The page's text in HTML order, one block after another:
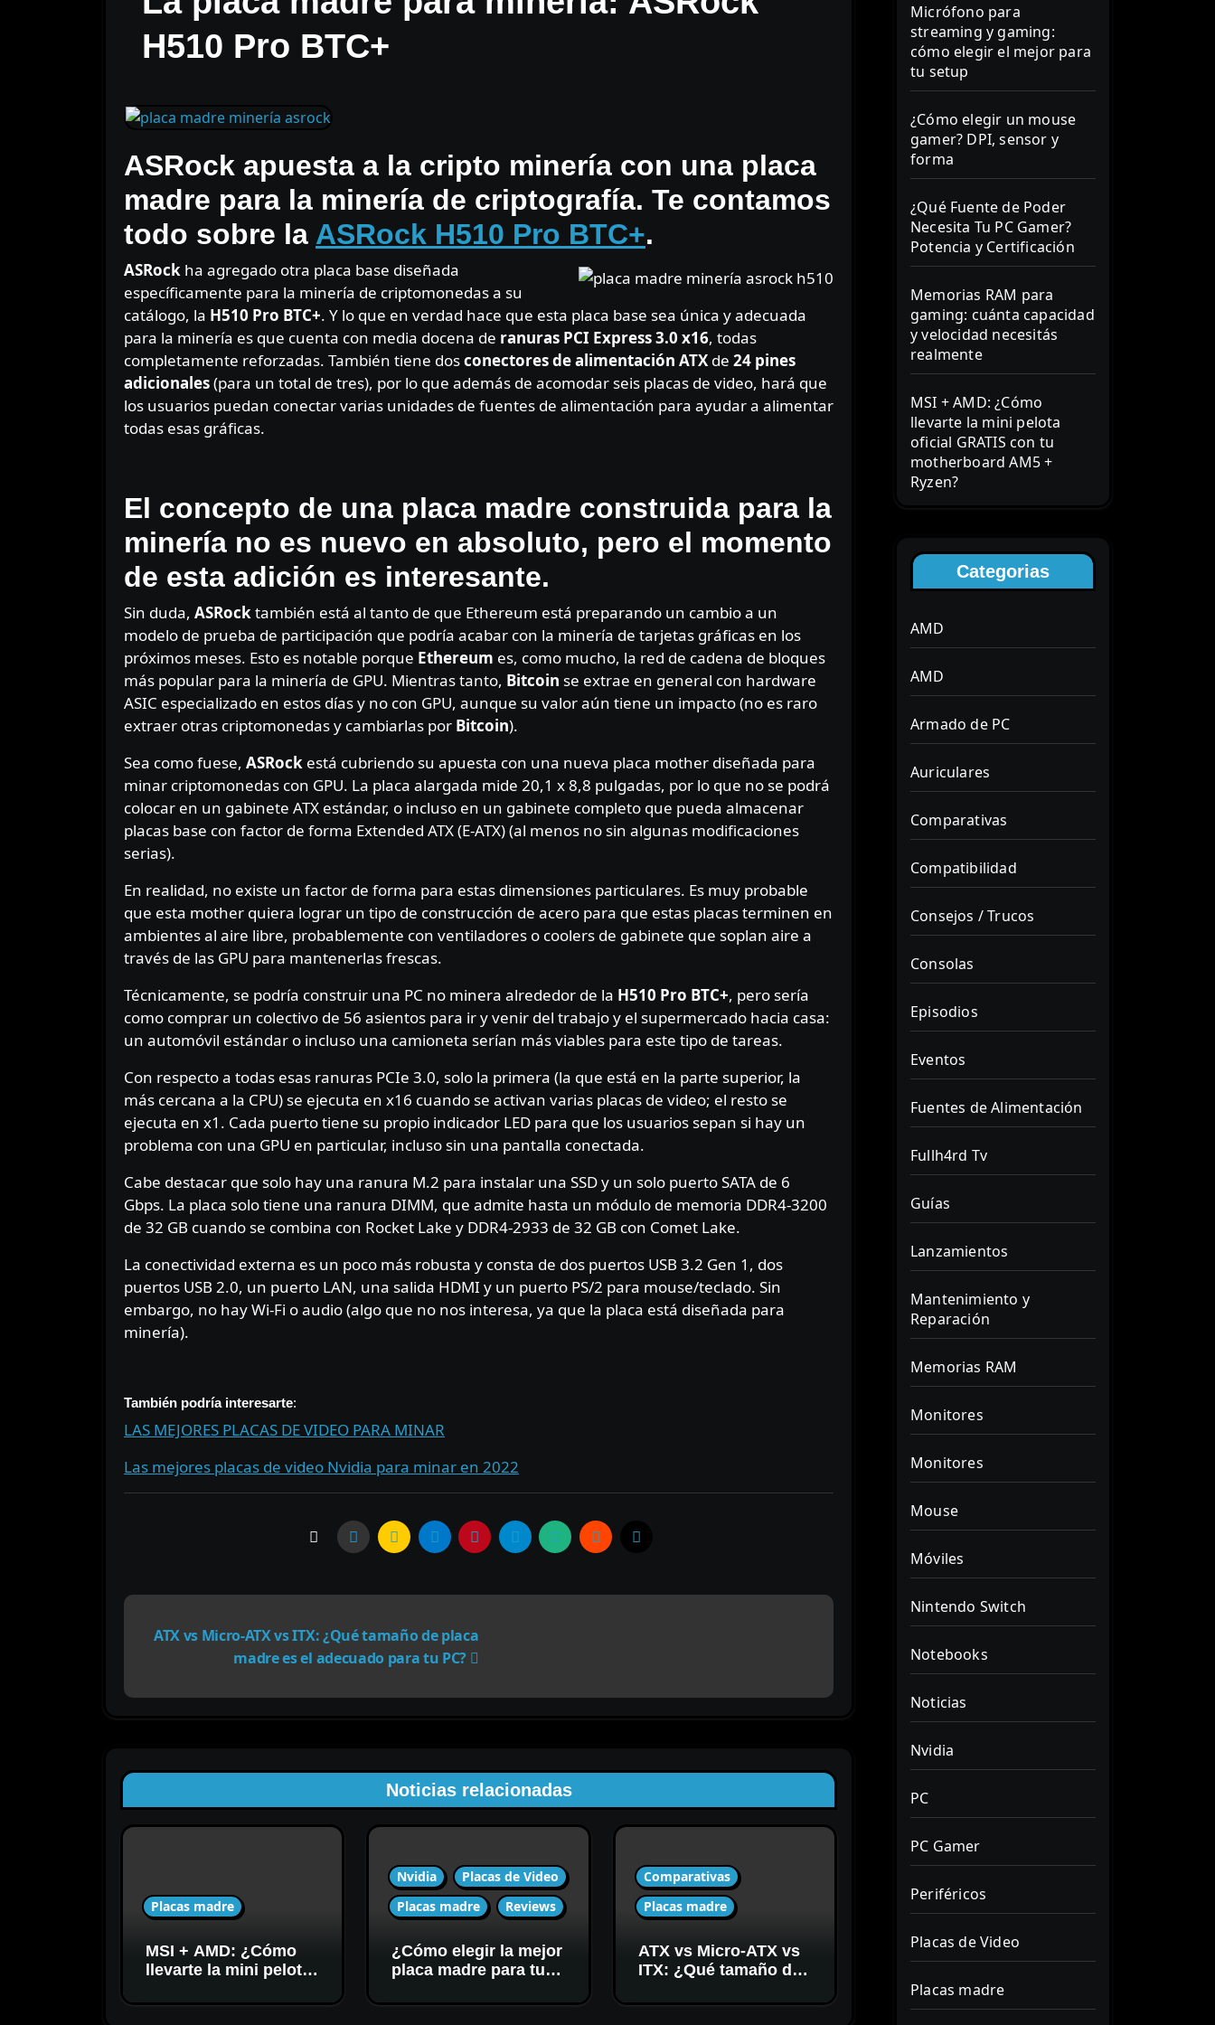
H510 Pro BTC+
ASRock apuesta a la cripto minería con una placa
madre para la minería de criptografía. Te contamos
todo sobre la ASRock H510 Pro BTC+.
ASRock ha agregado otra placa base diseñada
específicamente para la minería de criptomonedas a su
catálogo, la H510 Pro BTC+. Y lo que en verdad hace que esta placa base sea única y adecuada
para la minería es que cuenta con media docena de ranuras PCI Express 3.0 x16, todas
completamente reforzadas. También tiene dosconectores de alimentación ATX de 24 pines
adicionales(para un total de tres), por lo que además de acomodar seis placas de video, hará que
los usuarios puedan conectar varias unidades de fuentes de alimentación para ayudar a alimentar
todas esas gráficas.
El concepto de una placa madre construida para la
minería no es nuevo en absoluto, pero el momento
de esta adición es interesante.
Sin duda, ASRocktambién está al tanto de que Ethereum está preparando un cambio a un
modelo de prueba de participación que podría acabar con la minería de tarjetas gráficas en los
próximos meses. Esto es notable porque Ethereum es, como mucho, la red de cadena de bloques
más popular para la minería de GPU. Mientras tanto, Bitcoin se extrae en general con hardware
ASIC especializado en estos días y no con GPU, aunque su valor aún tiene un impacto (no es raro
extraer otras criptomonedas y cambiarlas por Bitcoin).
Sea como fuese, ASRock está cubriendo su apuesta con una nueva placa mother diseñada para
minar criptomonedas con GPU. La placa alargada mide 20,1 x 8,8 pulgadas, por lo que no se podrá
colocar en un gabinete ATX estándar, o incluso en un gabinete completo que pueda almacenar
placas base con factor de forma Extended ATX (E-ATX) (al menos no sin algunas modificaciones
serias).
En realidad, no existe un factor de forma para estas dimensiones particulares. Es muy probable
que esta mother quiera lograr un tipo de construcción de acero para que estas placas terminen en
ambientes al aire libre, probablemente con ventiladores o coolers de gabinete que soplan aire a
través de las GPU para mantenerlas frescas.
Técnicamente, se podría construir una PC no minera alrededor de la H510 Pro BTC+, pero sería
como comprar un colectivo de 56 asientos para ir y venir del trabajo y el supermercado hacia casa:
un automóvil estándar o incluso una camioneta serían más viables para este tipo de tareas.
Con respecto a todas esas ranuras PCIe 3.0, solo la primera (la que está en la parte superior, la
más cercana a la CPU) se ejecuta en x16 cuando se activan varias placas de video; el resto se
ejecuta en x1. Cada puerto tiene su propio indicador LED para que los usuarios sepan si hay un
problema con una GPU en particular, incluso sin una pantalla conectada.
Cabe destacar que solo hay una ranura M.2 para instalar una SSD y un solo puerto SATA de 6
Gbps. La placa solo tiene una ranura DIMM, que admite hasta un módulo de memoria DDR4-3200
de 32 GB cuando se combina con Rocket Lake y DDR4-2933 de 32 GB con Comet Lake.
La conectividad externa es un poco más robusta y consta de dos puertos USB 3.2 Gen 1, dos
puertos USB 2.0, un puerto LAN, una salida HDMI y un puerto PS/2 para mouse/teclado. Sin
embargo, no hay Wi-Fi o audio (algo que no nos interesa, ya que la placa está diseñada para
minería).
También podría interesarte:
LAS MEJORES PLACAS DE VIDEO PARA MINAR
Las mejores placas de video Nvidia para minar en 2022
N
a
c
e
ATX vs Micro-ATX vs ITX: ¿Qué tamaño de placa
madre es el adecuado para tu PC?
Noticias relacionadas
Placas madre
MSI + AMD: ¿Cómo
llevarte la mini pelota
motherboard AM5 +
Nvidia
Placas de Video
Placas madre
Reviews
¿Cómo elegir la mejor
placa madre para tu
3080?
Comparativas
Placas madre
ATX vs Micro-ATX vs
ITX: ¿Qué tamaño de
adecuado para tu PC?
Micrófono para
streaming y gaming:
cómo elegir el mejor para
tu setup
¿Cómo elegir un mouse
gamer? DPI, sensor y
forma
¿Qué Fuente de Poder
Necesita Tu PC Gamer?
Potencia y Certificación
Memorias RAM para
gaming: cuánta capacidad
y velocidad necesitás
realmente
MSI + AMD: ¿Cómo
llevarte la mini pelota
oficial GRATIS con tu
motherboard AM5 +
Ryzen?
Categorias
AMD
AMD
Armado de PC
Auriculares
Comparativas
Compatibilidad
Consejos / Trucos
Consolas
Episodios
Eventos
Fuentes de Alimentación
Fullh4rd Tv
Guías
Lanzamientos
Mantenimiento y
Reparación
Memorias RAM
Monitores
Monitores
Mouse
Móviles
Nintendo Switch
Notebooks
Noticias
Nvidia
PC
PC Gamer
Periféricos
Placas de Video
Placas madre